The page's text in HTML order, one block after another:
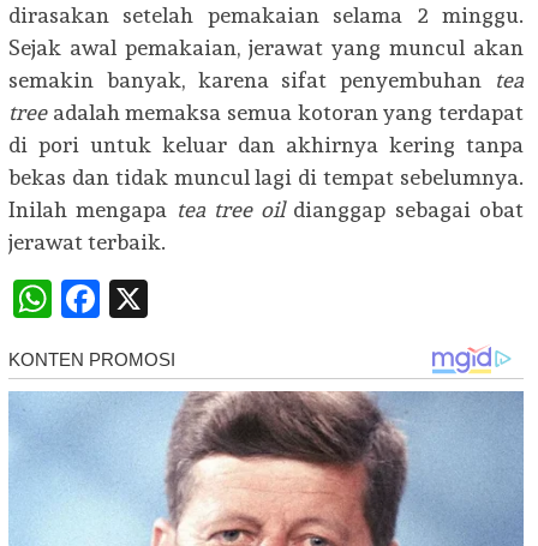
dirasakan setelah pemakaian selama 2 minggu.
Sejak awal pemakaian, jerawat yang muncul akan
semakin banyak, karena sifat penyembuhan tea
treeadalah memaksa semua kotoran yang terdapat
di pori untuk keluar dan akhirnya kering tanpa
bekas dan tidak muncul lagi di tempat sebelumnya.
Inilah mengapa tea tree oildianggap sebagai obat
jerawat terbaik.
WhatsApp
Facebook